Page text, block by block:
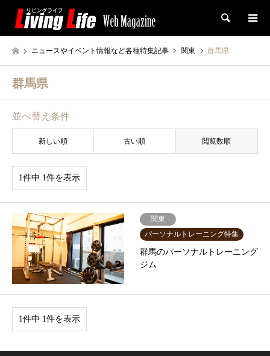
検索
ニュースやイベント情報など各種特集記事 関東 群馬県
群馬県
並べ替え条件
新しい順 古い順 閲覧数順
1件中 1件を表示
関東
パーソナルトレーニング特集
群馬のパーソナルトレーニング
ジム
1件中 1件を表示